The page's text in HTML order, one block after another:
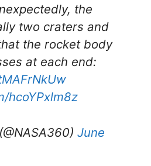
the
two craters and
the rocket body
at each end:
hcoYPxlm8z
June